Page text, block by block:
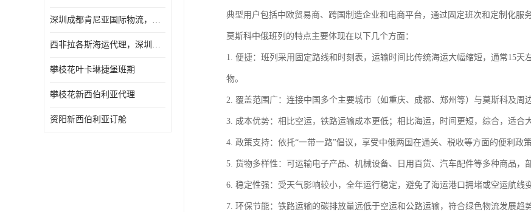
深圳成都肯尼亚国际物流，成都非洲物流公司
西非拉各斯海运代理，深圳成都拉各斯海运
攀枝花叶卡琳捷堡班期
攀枝花新西伯利亚代理
资阳新西伯利亚订舱
典型用户包括中欧贸易商、跨国制造企业和电商平台，通过固定班次和定制化服
莫斯科中俄班列的特点主要体现在以下几个方面：
1. 便捷：班列采用固定路线和时刻表，运输时间比传统海运大幅缩短，通常15
物。
2. 覆盖范围广：连接中国多个主要城市（如重庆、成都、郑州等）与莫斯科及周
3. 成本优势：相比空运，铁路运输成本更低；相比海运，时间更短，综合，适合
4. 政策支持：依托“一带一路”倡议，享受中俄两国在通关、税收等方面的便利政
5. 货物多样性：可运输电子产品、机械设备、日用百货、汽车配件等多种商品，
6. 稳定性强：受天气影响较小，全年运行稳定，避免了海运港口拥堵或空运航线
7. 环保节能：铁路运输的碳排放量远低于空运和公路运输，符合绿色物流发展趋势